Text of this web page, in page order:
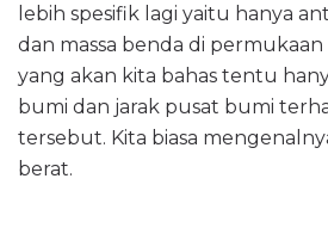
lebih spesifik lagi yaitu hanya
dan massa benda di
yang akan kita bahas tentu
bumi dan jarak pusat bumi
tersebut. Kita biasa
berat.